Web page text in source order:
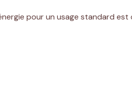
pour un usage standard